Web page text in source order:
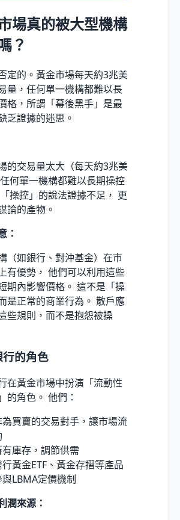
場真的被大型機構
？
定的。黃金市場每天約3兆美
量，任何單一機構都難以長
格，所謂「幕後黑手」是最
乏證據的迷思。
的交易量太大（每天約3兆美
何單一機構都難以長期操控
操控」的說法證據不足， 更
論的產物。
：
（如銀行、對沖基金）在市
有優勢， 他們可以利用這些
期內影響價格。 這不是「操
是正常的商業行為。 散戶應
些規則，而不是抱怨被操
行的角色
在黃金市場中扮演「流動性
的角色。 他們：
為買賣的交易對手，讓市場流
有庫存，調節供需
黃金ETF、黃金存摺等產品
與LBMA定價機制
潤來源：